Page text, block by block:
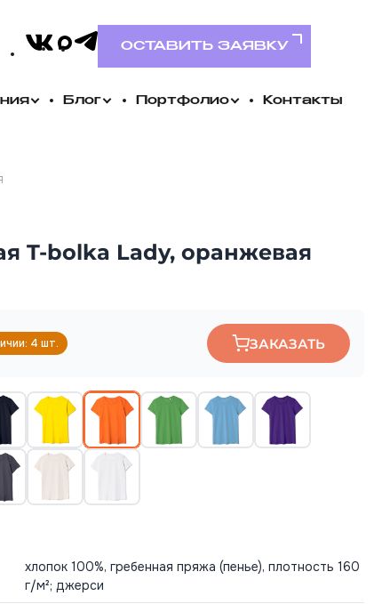
VK MAXTelegramОСТАВИТЬ ЗАЯВКУ
Блог Портфолио Контакты
T-bolka Lady, оранжевая
4 шт. ЗАКАЗАТЬ
хлопок 100%, гребенная пряжа (пенье), плотность 160
г/м²; джерси